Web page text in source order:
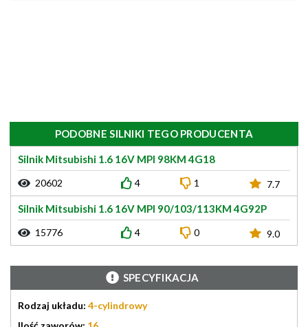
PODOBNE SILNIKI TEGO PRODUCENTA
Silnik Mitsubishi 1.6 16V MPI 98KM 4G18
20602 4 1 7.7
Silnik Mitsubishi 1.6 16V MPI 90/103/113KM 4G92P
15776 4 0 9.0
SPECYFIKACJA
Rodzaj układu: 4-cylindrowy